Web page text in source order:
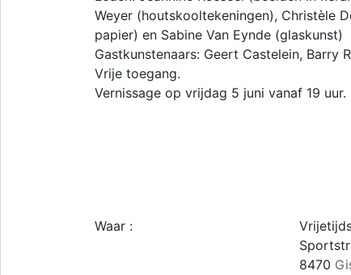
Weyer (houtskooltekeningen), Christèle
papier) en Sabine Van Eynde (glaskunst)
Gastkunstenaars: Geert Castelein, Barry
Vrije toegang.
Vernissage op vrijdag 5 juni vanaf 19
Waar :
8470